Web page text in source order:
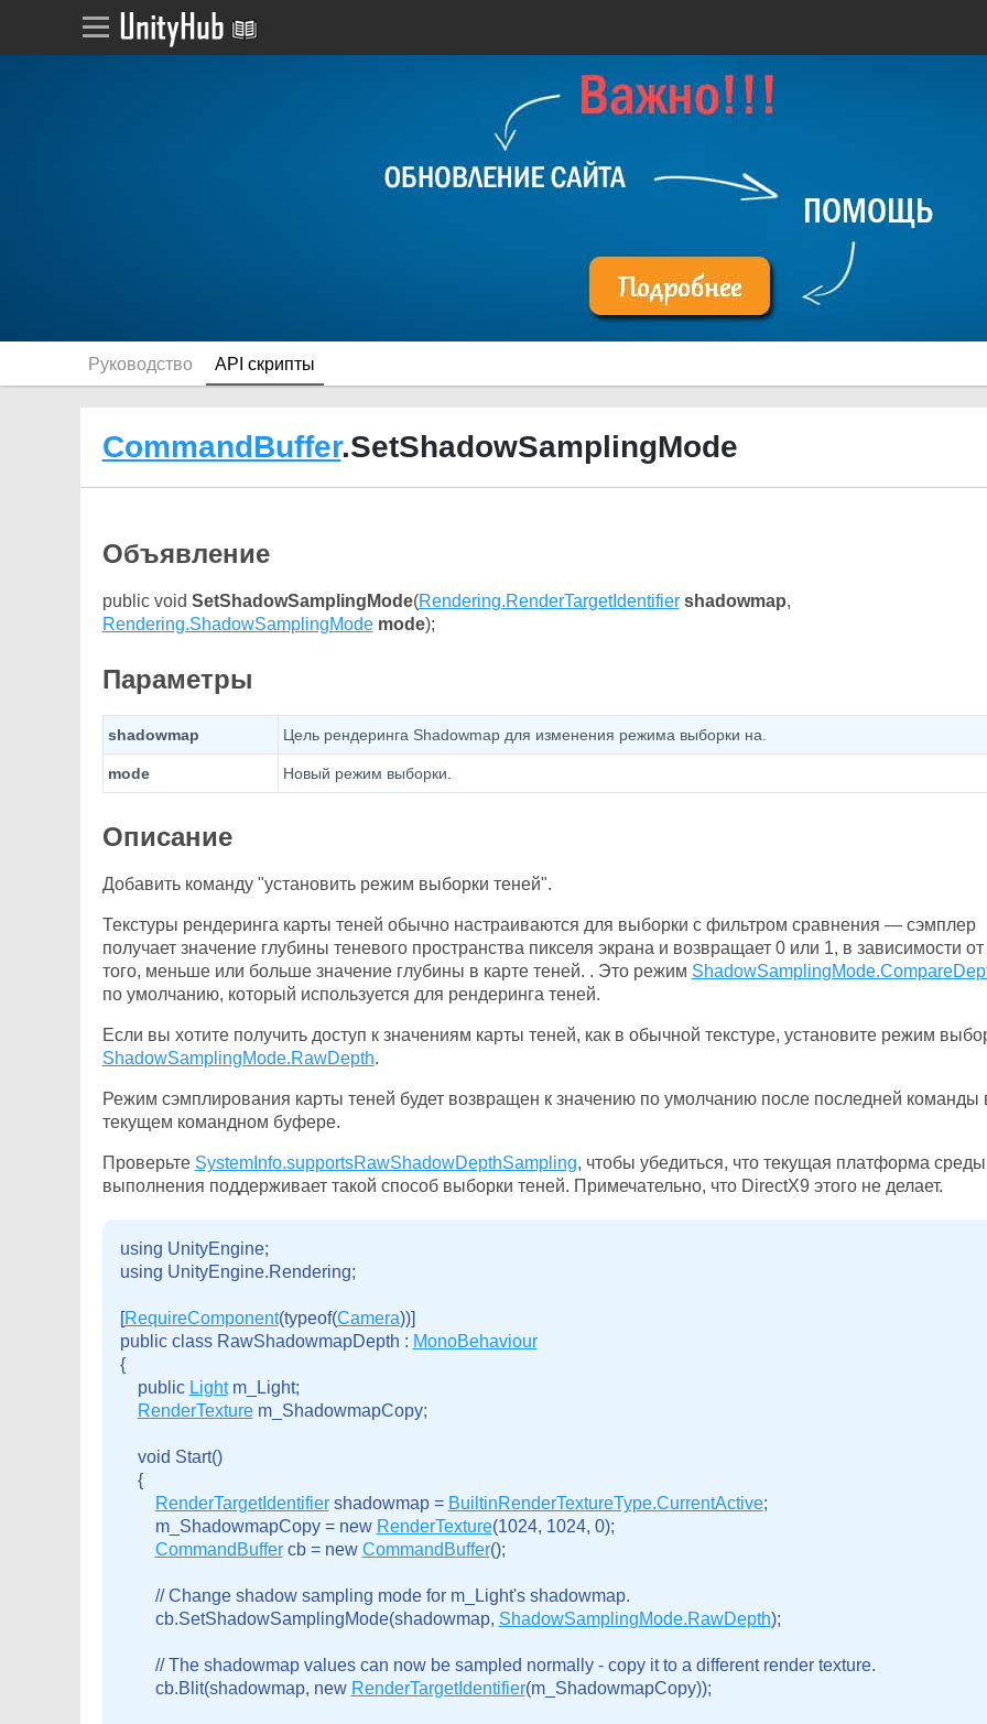
Руководство API скрипты
CommandBuffer.SetShadowSamplingMode
Объявление
public void SetShadowSamplingMode(Rendering.RenderTargetIdentifier shadowmap,
Rendering.ShadowSamplingMode mode);
Параметры
shadowmap Цель рендеринга Shadowmap для изменения режима выборки на.
mode Новый режим выборки.
Описание
Добавить команду "установить режим выборки теней".
Текстуры рендеринга карты теней обычно настраиваются для выборки с фильтром сравнения — сэмплер
получает значение глубины теневого пространства пикселя экрана и возвращает 0 или 1, в зависимости от
того, меньше или больше значение глубины в карте теней. . Это режим
по умолчанию, который используется для рендеринга теней.
Если вы хотите получить доступ к значениям карты теней, как в обычной текстуре, установите режим
ShadowSamplingMode.RawDepth.
Режим сэмплирования карты теней будет возвращен к значению по умолчанию после последней команды
текущем командном буфере.
Проверьте SystemInfo.supportsRawShadowDepthSampling, чтобы убедиться, что текущая платформа среды
выполнения поддерживает такой способ выборки теней. Примечательно, что DirectX9 этого не делает.
using UnityEngine;
using UnityEngine.Rendering;
[RequireComponent(typeof(Camera))]
public class RawShadowmapDepth : MonoBehaviour
{
    public
Light m_Light;
RenderTexture m_ShadowmapCopy;
    void Start()
    {
RenderTargetIdentifier shadowmap = BuiltinRenderTextureType.CurrentActive;
        m_ShadowmapCopy = new
RenderTexture(1024, 1024, 0);
CommandBuffer cb = new CommandBuffer();
        // Change shadow sampling mode for m_Light's shadowmap.
        cb.SetShadowSamplingMode(shadowmap,
ShadowSamplingMode.RawDepth);
        // The shadowmap values can now be sampled normally - copy it to a different render texture.
        cb.Blit(shadowmap, new
RenderTargetIdentifier(m_ShadowmapCopy));